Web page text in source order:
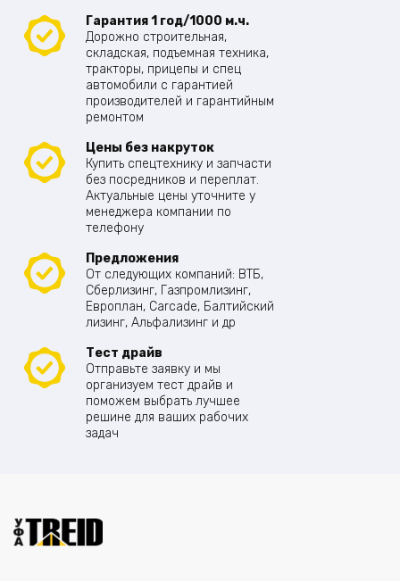
Гарантия 1 год/1000 м.ч.
Дорожно строительная,
складская, подъемная техника,
тракторы, прицепы и спец
автомобили с гарантией
производителей и гарантийным
ремонтом
Цены без накруток
Купить спецтехнику и запчасти
без посредников и переплат.
Актуальные цены уточните у
менеджера компании по
телефону
Предложения
От следующих компаний: ВТБ,
Сберлизинг, Газпромлизинг,
Европлан, Carcade, Балтийский
лизинг, Альфализинг и др
Тест драйв
Отправьте заявку и мы
организуем тест драйв и
поможем выбрать лучшее
решине для ваших рабочих
задач